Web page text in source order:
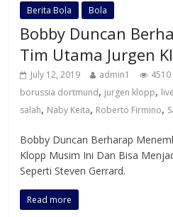
Berita Bola Bola
Bobby Duncan
Tim Utama Jurgen
July 12, 2019 admin1 4510
borussia dortmund, jurgen klopp,
salah, Naby Keita, Roberto Firmino,
Bobby Duncan Berharap
Klopp Musim Ini Dan Bisa
Seperti Steven Gerrard.
Read more